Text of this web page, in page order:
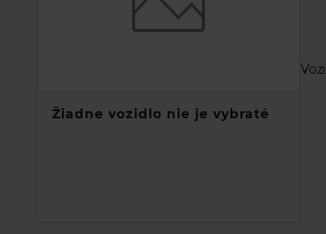
Žiadne vozidlo nie je vybraté